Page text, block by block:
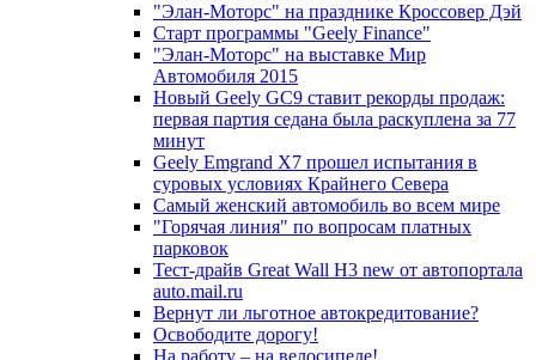
"Элан-Моторс" на празднике Кроссовер Дэй
Старт программы "Geely Finance"
"Элан-Моторс" на выставке Мир
Автомобиля 2015
Новый Geely GC9 ставит рекорды продаж:
первая партия седана была раскуплена за 77
минут
Geely Emgrand X7 прошел испытания в
суровых условиях Крайнего Севера
Самый женский автомобиль во всем мире
"Горячая линия" по вопросам платных
парковок
Тест-драйв Great Wall H3 new от автопортала
auto.mail.ru
Вернут ли льготное автокредитование?
Освободите дорогу!
На работу – на велосипеде!